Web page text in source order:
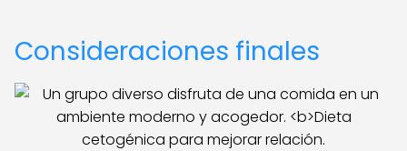
Consideraciones finales